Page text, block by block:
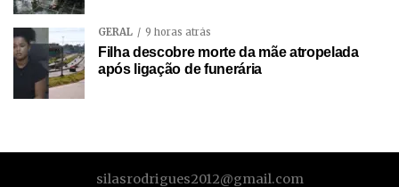
GERAL 9 horas atrás
Filha descobre morte da mãe atropelada
após ligação de funerária
silasrodrigues2012@gmail.com